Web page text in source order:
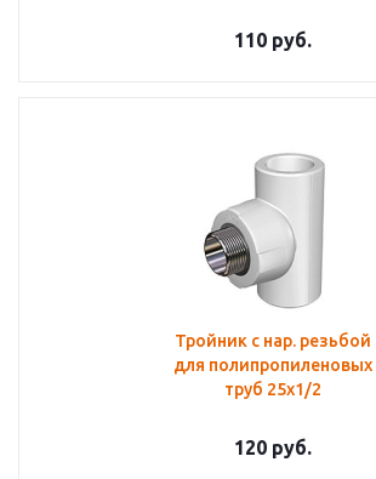
110руб.
Тройник с нар. резьбой
для полипропиленовых
труб 25х1/2
120руб.